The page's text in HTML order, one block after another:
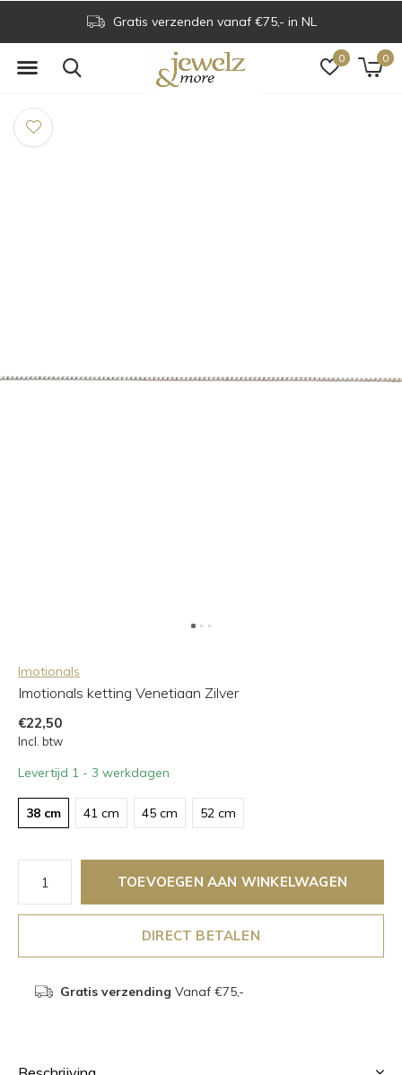
0 0
Gratis verzenden vanaf €75,- in NL
Imotionals
Imotionals ketting Venetiaan Zilver
€22,50
Incl. btw
Levertijd 1 - 3 werkdagen
38 cm 41 cm 45 cm 52 cm
TOEVOEGEN AAN WINKELWAGEN
DIRECT BETALEN
Gratis verzending Vanaf €75,-